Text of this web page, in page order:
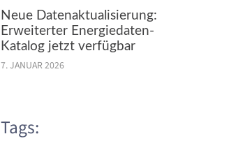
Neue Datenaktualisierung:
Erweiterter Energiedaten-
Katalog jetzt verfügbar
7. JANUAR 2026
Tags: